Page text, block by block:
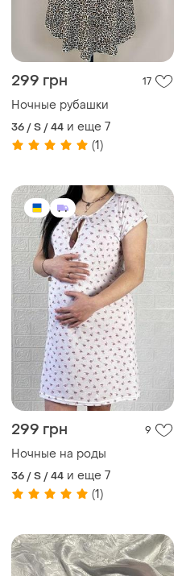
299 грн 17
Ночные рубашки
36 / S / 44 и еще 7
(1)
299 грн 9
Ночные на роды
36 / S / 44 и еще 7
(1)